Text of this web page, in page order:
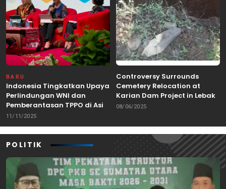
BARU
Indonesia Tingkatkan Upaya
Perlindungan WNI dan
Pemberantasan TPPO di Asia
Tenggara
11/11/2025
Controversy Surrounds
Cemetery Relocation at
Karian Dam Project in Lebak,
Banten
08/06/2025
POLITIK